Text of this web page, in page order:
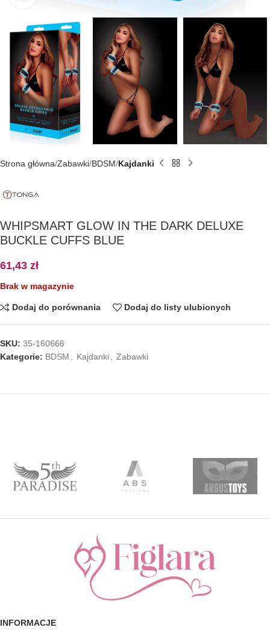
Strona główna Zabawki BDSM Kajdanki
WHIPSMART GLOW IN THE DARK DELUXE
BUCKLE CUFFS BLUE
61,43 zł
Brak w magazynie
Dodaj do porównania Dodaj do listy ulubionych
SKU: 35-160666
Kategorie: BDSM Kajdanki Zabawki
INFORMACJE